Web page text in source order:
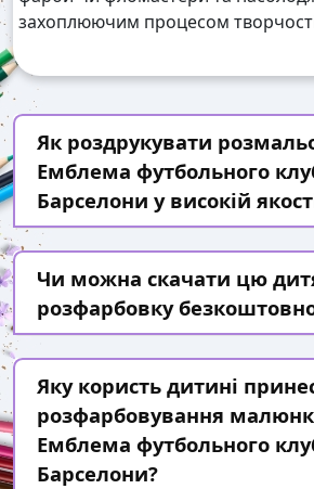
захоплюючим процесом
Як роздрукувати
Емблема футбольного
Барселони у високій
Чи можна скачати цю
розфарбовку
Яку користь дитині
розфарбовування
Емблема футбольного
Барселони?